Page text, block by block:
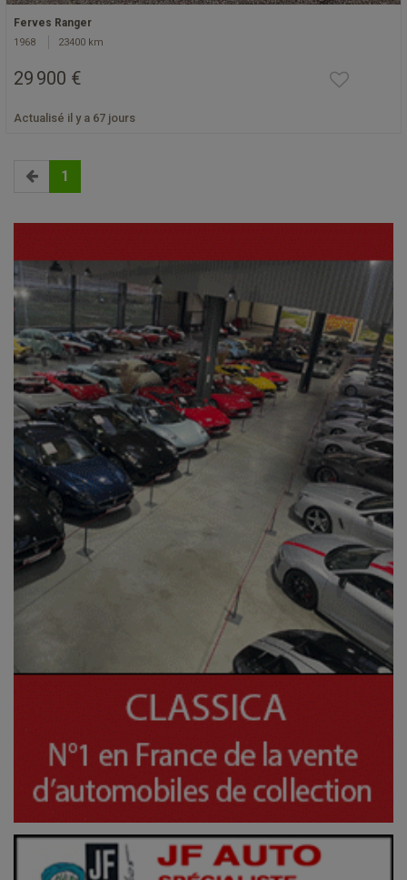
Ferves Ranger
1968 23400 km
29 900 €
Actualisé il y a 67 jours
1